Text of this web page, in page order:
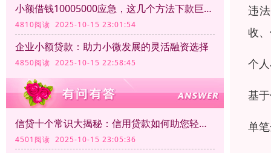
小额借钱10005000应急，这几个方法下款巨方便！
4810阅读 2025-10-15 23:01:54
企业小额贷款：助力小微发展的灵活融资选择
4850阅读 2025-10-15 22:58:45
信贷十个常识大揭秘：信用贷款如何助您轻松融资
4501阅读 2025-10-15 23:05:36
违
收
个
基
单